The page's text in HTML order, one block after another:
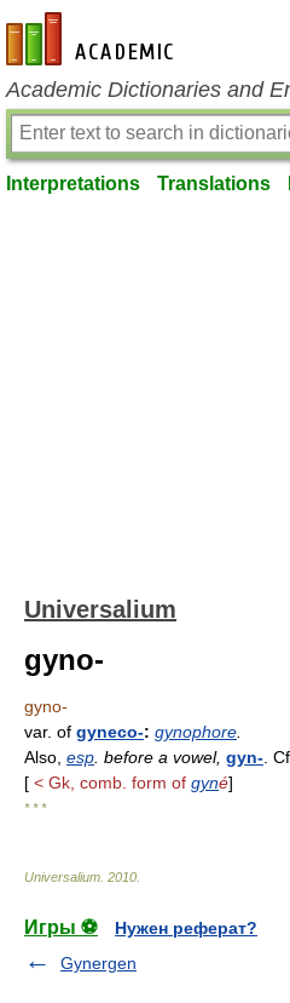
en-academic.com
Academic Dictionaries and
Interpretations Translations
Universalium
gyno-
gyno-
var. of gyneco-: gynophore
Also, esp . before a vowel, gyn- . Cf.
[ < Gk, comb. form of gyné]
* * *
Universalium 2010
Игры ⚽
Нужен реферат?
Gynergen